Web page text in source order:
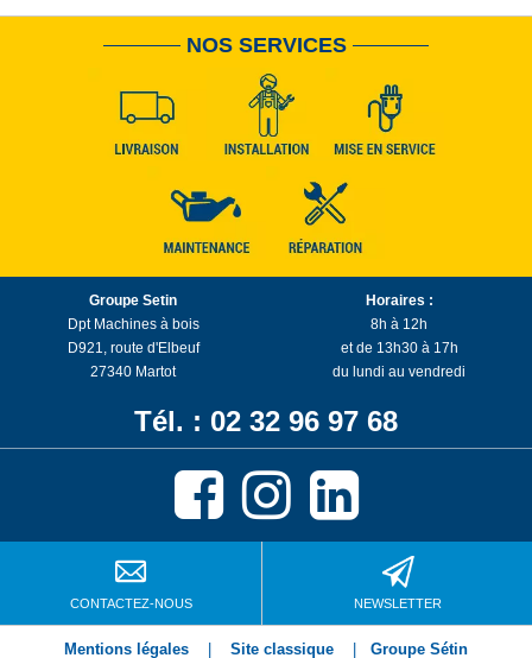
NOS SERVICES
Groupe Setin
Dpt Machines à bois
D921, route d'Elbeuf
27340 Martot
Horaires :
8h à 12h
et de 13h30 à 17h
du lundi au vendredi
Tél. : 02 32 96 97 68
CONTACTEZ-NOUS NEWSLETTER
Mentions légales Site classique Groupe Sétin